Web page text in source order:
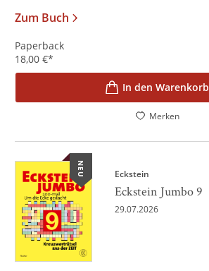
Zum Buch
Paperback
18,00 €*
In den Warenkorb
Merken
NEU Eckstein
Eckstein Jumbo 9
29.07.2026